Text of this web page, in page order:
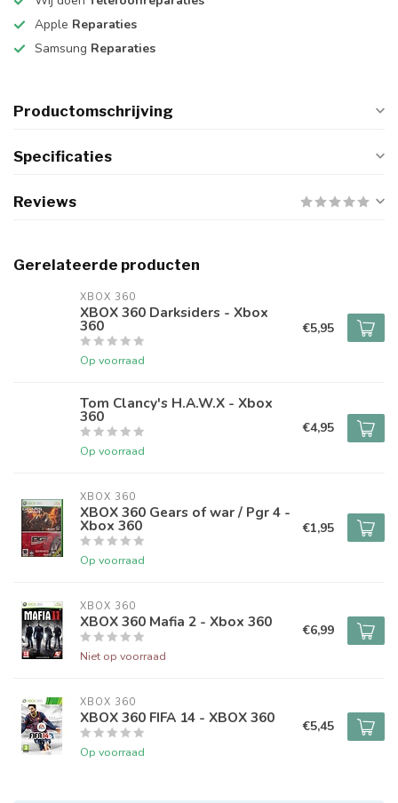
Apple Reparaties
Samsung Reparaties
Productomschrijving
Specificaties
Reviews
Gerelateerde producten
XBOX 360
XBOX 360 Darksiders - Xbox
360
Op voorraad
€5,95
Tom Clancy's H.A.W.X - Xbox
360
Op voorraad
€4,95
XBOX 360
XBOX 360 Gears of war / Pgr 4 -
Xbox 360
Op voorraad
€1,95
XBOX 360
XBOX 360 Mafia 2 - Xbox 360
Niet op voorraad
€6,99
XBOX 360
XBOX 360 FIFA 14 - XBOX 360
Op voorraad
€5,45